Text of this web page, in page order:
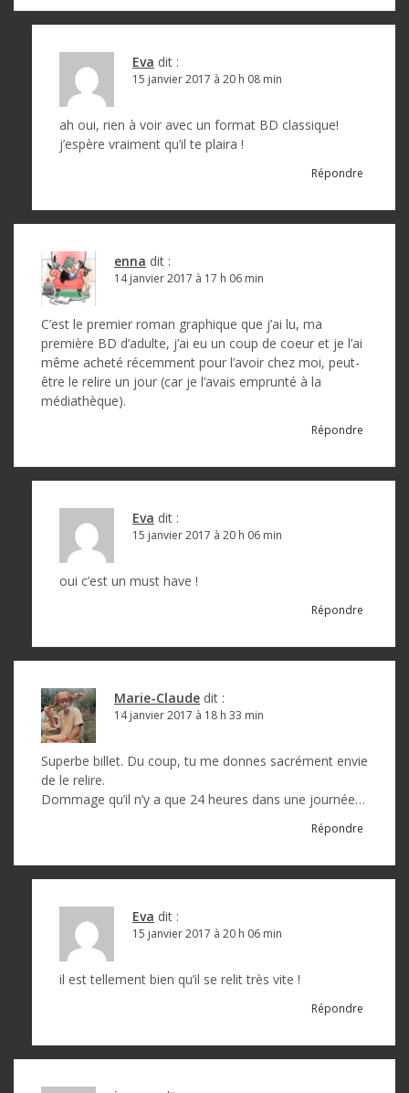
Eva dit :
15 janvier 2017 à 20 h 08 min
ah oui, rien à voir avec un format BD classique!
j’espère vraiment qu’il te plaira !
Répondre
enna dit :
14 janvier 2017 à 17 h 06 min
C’est le premier roman graphique que j’ai lu, ma
première BD d’adulte, j’ai eu un coup de coeur et je l’ai
même acheté récemment pour l’avoir chez moi, peut-
être le relire un jour (car je l’avais emprunté à la
médiathèque).
Répondre
Eva dit :
15 janvier 2017 à 20 h 06 min
oui c’est un must have !
Répondre
Marie-Claude dit :
14 janvier 2017 à 18 h 33 min
Superbe billet. Du coup, tu me donnes sacrément envie
de le relire.
Dommage qu’il n’y a que 24 heures dans une journée…
Répondre
Eva dit :
15 janvier 2017 à 20 h 06 min
il est tellement bien qu’il se relit très vite !
Répondre